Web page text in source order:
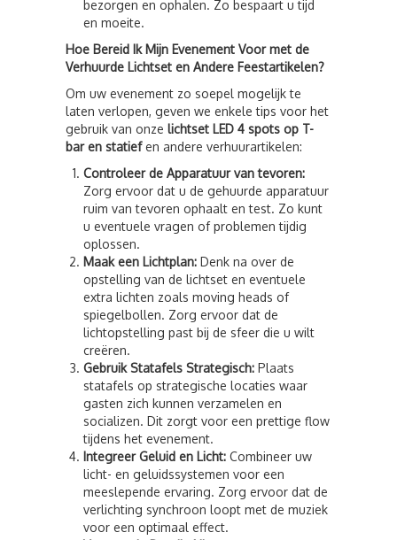
bezorgen en ophalen. Zo bespaart u tijd
en moeite.
Hoe Bereid Ik Mijn Evenement Voor met de
Verhuurde Lichtset en Andere Feestartikelen?
Om uw evenement zo soepel mogelijk te
laten verlopen, geven we enkele tips voor het
gebruik van onze lichtset LED 4 spots op T-
bar en statiefen andere verhuurartikelen:
Controleer de Apparatuur van tevoren:
Zorg ervoor dat u de gehuurde apparatuur
ruim van tevoren ophaalt en test. Zo kunt
u eventuele vragen of problemen tijdig
oplossen.
Maak een Lichtplan: Denk na over de
opstelling van de lichtset en eventuele
extra lichten zoals moving heads of
spiegelbollen. Zorg ervoor dat de
lichtopstelling past bij de sfeer die u wilt
creëren.
Gebruik Statafels Strategisch: Plaats
statafels op strategische locaties waar
gasten zich kunnen verzamelen en
socializen. Dit zorgt voor een prettige flow
tijdens het evenement.
Integreer Geluid en Licht: Combineer uw
licht- en geluidssystemen voor een
meeslepende ervaring. Zorg ervoor dat de
verlichting synchroon loopt met de muziek
voor een optimaal effect.